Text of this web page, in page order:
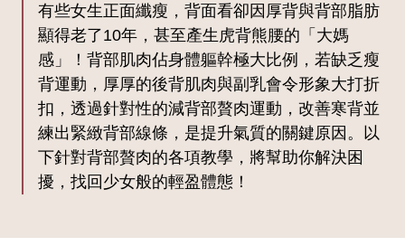
有些女生正面纖瘦，背面看卻因厚背與背部脂肪
顯得老了10年，甚至產生虎背熊腰的「大媽
感」！背部肌肉佔身體軀幹極大比例，若缺乏瘦
背運動，厚厚的後背肌肉與副乳會令形象大打折
扣，透過針對性的減背部贅肉運動，改善寒背並
練出緊緻背部線條，是提升氣質的關鍵原因。以
下針對背部贅肉的各項教學，將幫助你解決困
擾，找回少女般的輕盈體態！